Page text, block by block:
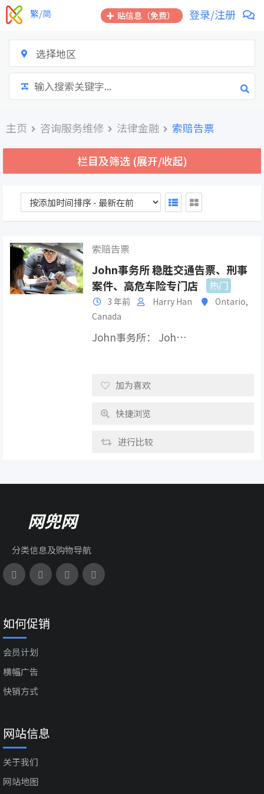
跳
到
贴信息（免费） 登录/注册
繁/简
选择地区
主页 咨询服务维修 法律金融 索赔告票
栏目及筛选 (展开/收起)
索赔告票
John事务所 稳胜交通告票、刑事
案件、高危车险专门店
热门
3 年前 Harry Han Ontario,
Canada
John事务所： Joh…
加为喜欢
快捷浏览
进行比较
网兜网
分类信息及购物导航
如何促销
会员计划
横幅广告
快销方式
网站信息
关于我们
网站地图